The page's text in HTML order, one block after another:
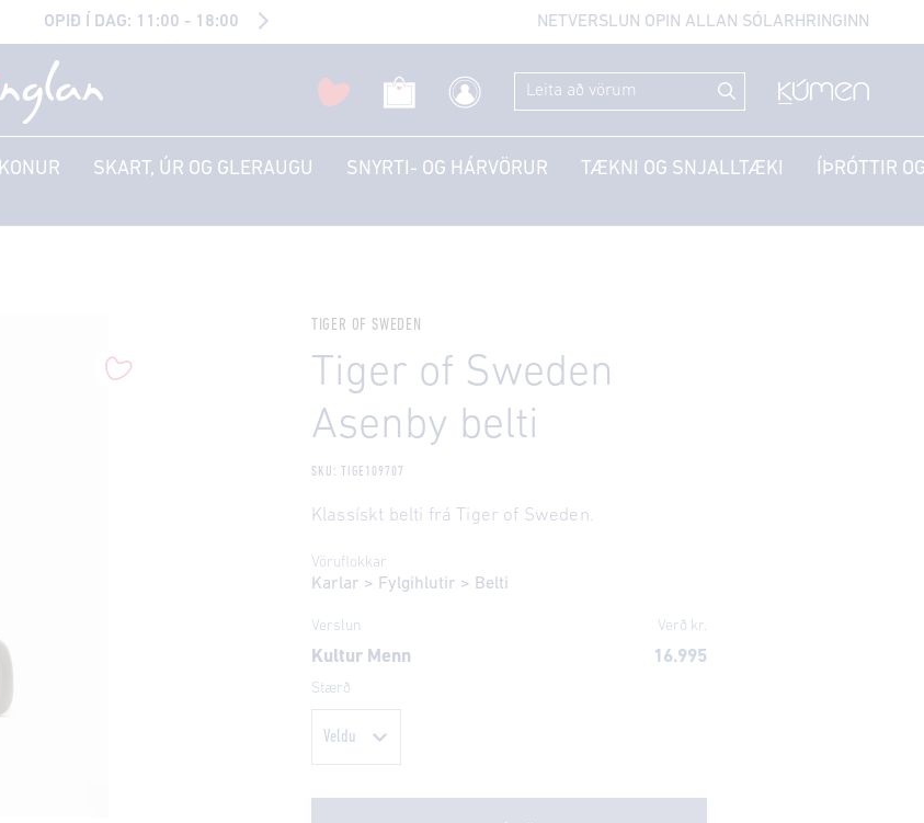
OPIÐ Í DAG: 11:00 - 18:00 NETVERSLUN OPIN ALLAN SÓLARHRINGINN
KONUR SKART, ÚR OG GLERAUGU SNYRTI- OG HÁRVÖRUR TÆKNI OG SNJALLTÆKI ÍÞRÓTTIR
TIGER OF SWEDEN
Tiger of Sweden
Asenby belti
SKU: TIGE109707
Klassískt belti frá Tiger of Sweden.
Vöruflokkar
Karlar > Fylgihlutir > Belti
Verslun Verð kr.
Kultur Menn 16.995
Stærð